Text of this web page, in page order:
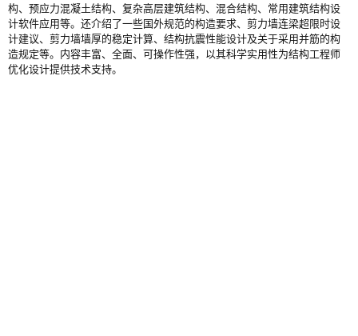
构、预应力混凝土结构、复杂高层建筑结构、混合结构、常用建筑结构设
计软件应用等。还介绍了一些国外规范的构造要求、剪力墙连梁超限时设
计建议、剪力墙墙厚的稳定计算、结构抗震性能设计及关于采用并筋的构
造规定等。内容丰富、全面、可操作性强，以其科学实用性为结构工程师
优化设计提供技术支持。